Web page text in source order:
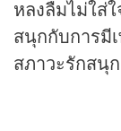
หลงลืมไม่ใส่
สนุกกับการมี
สภาวะรักสนุ